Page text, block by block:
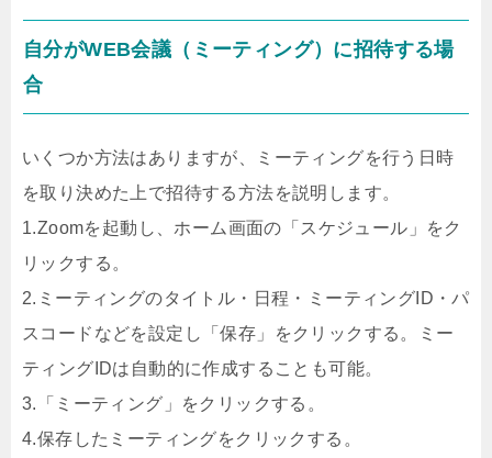
自分がWEB会議（ミーティング）に招待する場
合
いくつか方法はありますが、ミーティングを行う日時
を取り決めた上で招待する方法を説明します。
1.Zoomを起動し、ホーム画面の「スケジュール」をク
リックする。
2.ミーティングのタイトル・日程・ミーティングID・パ
スコードなどを設定し「保存」をクリックする。ミー
ティングIDは自動的に作成することも可能。
3.「ミーティング」をクリックする。
4.保存したミーティングをクリックする。